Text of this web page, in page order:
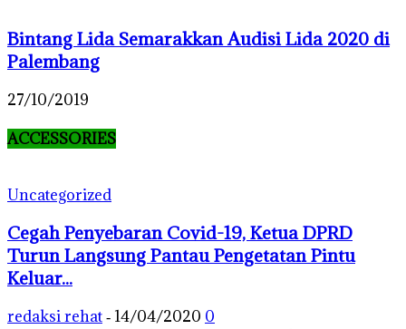
Bintang Lida Semarakkan Audisi Lida 2020 di
Palembang
27/10/2019
ACCESSORIES
Uncategorized
Cegah Penyebaran Covid-19, Ketua DPRD
Turun Langsung Pantau Pengetatan Pintu
Keluar...
redaksi rehat - 14/04/2020 0